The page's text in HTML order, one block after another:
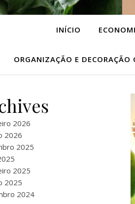
INÍCIO
ORGANIZAÇÃO E DECORAÇÃO
2026
2026
2025
2025
2025
2024